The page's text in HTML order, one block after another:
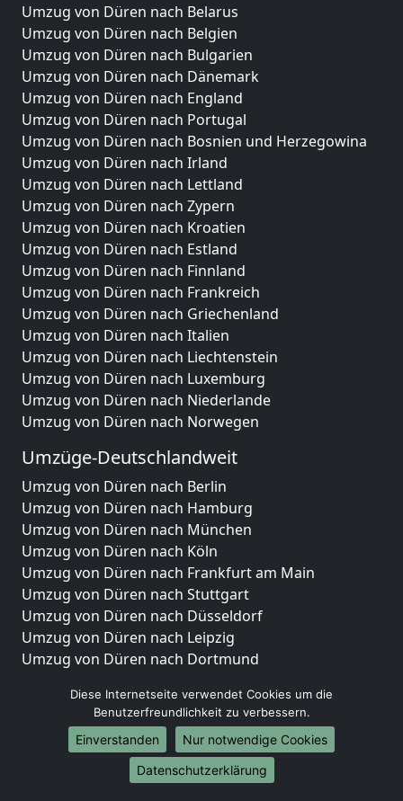
Umzug von Düren nach Belarus
Umzug von Düren nach Belgien
Umzug von Düren nach Bulgarien
Umzug von Düren nach Dänemark
Umzug von Düren nach England
Umzug von Düren nach Portugal
Umzug von Düren nach Bosnien und Herzegowina
Umzug von Düren nach Irland
Umzug von Düren nach Lettland
Umzug von Düren nach Zypern
Umzug von Düren nach Kroatien
Umzug von Düren nach Estland
Umzug von Düren nach Finnland
Umzug von Düren nach Frankreich
Umzug von Düren nach Griechenland
Umzug von Düren nach Italien
Umzug von Düren nach Liechtenstein
Umzug von Düren nach Luxemburg
Umzug von Düren nach Niederlande
Umzug von Düren nach Norwegen
Umzüge-Deutschlandweit
Umzug von Düren nach Berlin
Umzug von Düren nach Hamburg
Umzug von Düren nach München
Umzug von Düren nach Köln
Umzug von Düren nach Frankfurt am Main
Umzug von Düren nach Stuttgart
Umzug von Düren nach Düsseldorf
Umzug von Düren nach Leipzig
Umzug von Düren nach Dortmund
Umzug von Düren nach Bremen
Umzug von Düren nach Dresden
Umzug von Düren nach Hannover
Umzug von Düren nach Nürnberg
Umzug von Düren nach Duisburg
Diese Internetseite verwendet Cookies um die
Benutzerfreundlichkeit zu verbessern.
Einverstanden
Nur notwendige Cookies
Datenschutzerklärung